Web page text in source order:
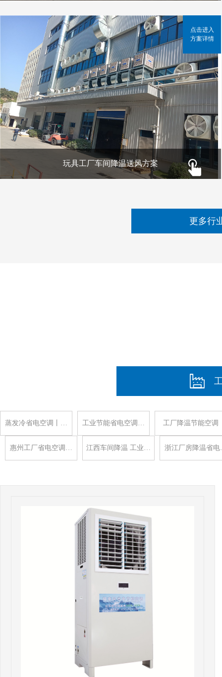
玩具工厂车间降温送风方案
点击进入
方案详情
更多行
蒸发冷省电空调丨… 工业节能省电空调… 工厂降温节能空调
惠州工厂省电空调… 江西车间降温 工业… 浙江厂房降温省